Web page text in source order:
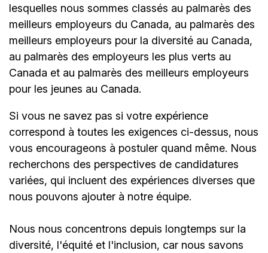
lesquelles nous sommes classés au palmarès des
meilleurs employeurs du Canada, au palmarès des
meilleurs employeurs pour la diversité au Canada,
au palmarès des employeurs les plus verts au
Canada et au palmarès des meilleurs employeurs
pour les jeunes au Canada.
Si vous ne savez pas si votre expérience
correspond à toutes les exigences ci-dessus, nous
vous encourageons à postuler quand même. Nous
recherchons des perspectives de candidatures
variées, qui incluent des expériences diverses que
nous pouvons ajouter à notre équipe.
Nous nous concentrons depuis longtemps sur la
diversité, l'équité et l'inclusion, car nous savons